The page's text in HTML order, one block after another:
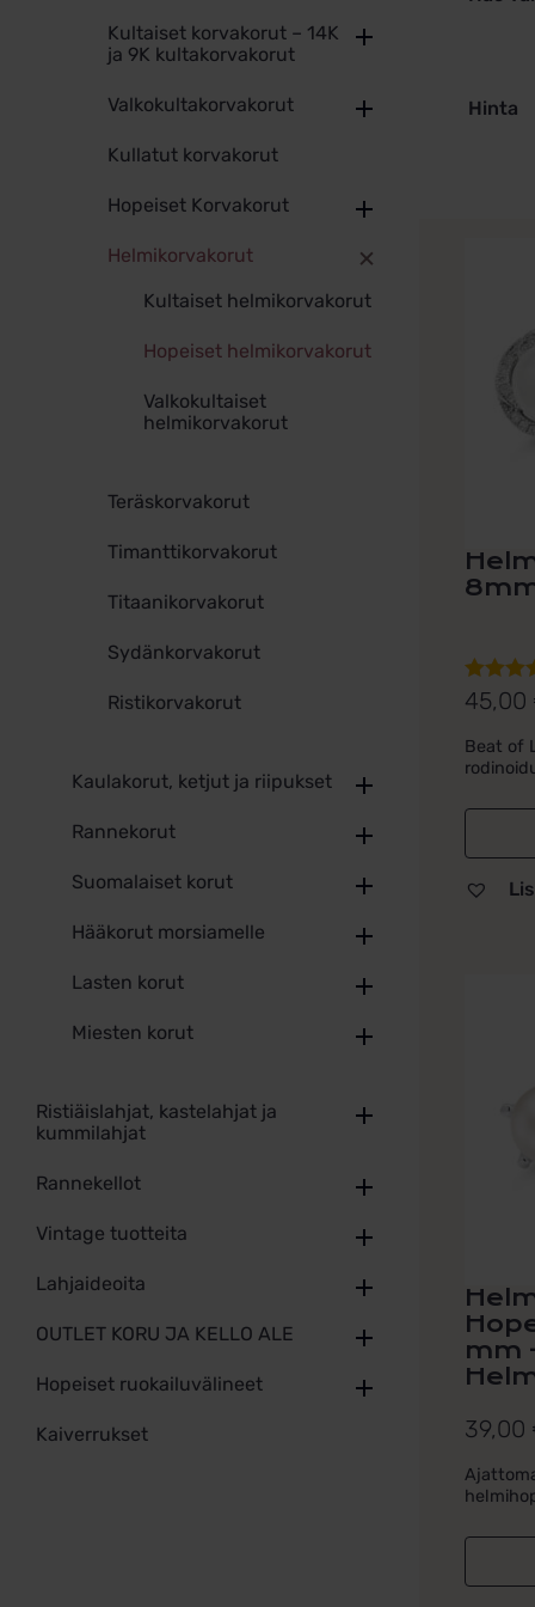
Kultaiset korvakorut – 14K
ja 9K kultakorvakorut
Valkokultakorvakorut
Kullatut korvakorut
Hopeiset Korvakorut
Helmikorvakorut
Kultaiset helmikorvakorut
Hopeiset helmikorvakorut
Valkokultaiset
helmikorvakorut
Teräskorvakorut
Timanttikorvakorut
Titaanikorvakorut
Sydänkorvakorut
Ristikorvakorut
Kaulakorut, ketjut ja riipukset
Rannekorut
Suomalaiset korut
Hääkorut morsiamelle
Lasten korut
Miesten korut
Ristiäislahjat, kastelahjat ja
kummilahjat
Rannekellot
Vintage tuotteita
Lahjaideoita
OUTLET KORU JA KELLO ALE
Hopeiset ruokailuvälineet
Kaiverrukset
Hinta
5.00/ 5
45,00
Beat of
mm
39,00